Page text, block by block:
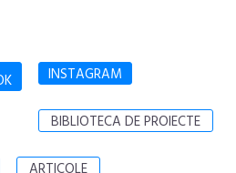
INSTAGRAM
BIBLIOTECA DE PROIECTE